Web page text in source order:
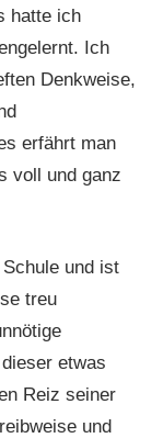
hatte ich
Ich
Denkweise,
erfährt man
voll und ganz
und ist
treu
etwas
Reiz seiner
und